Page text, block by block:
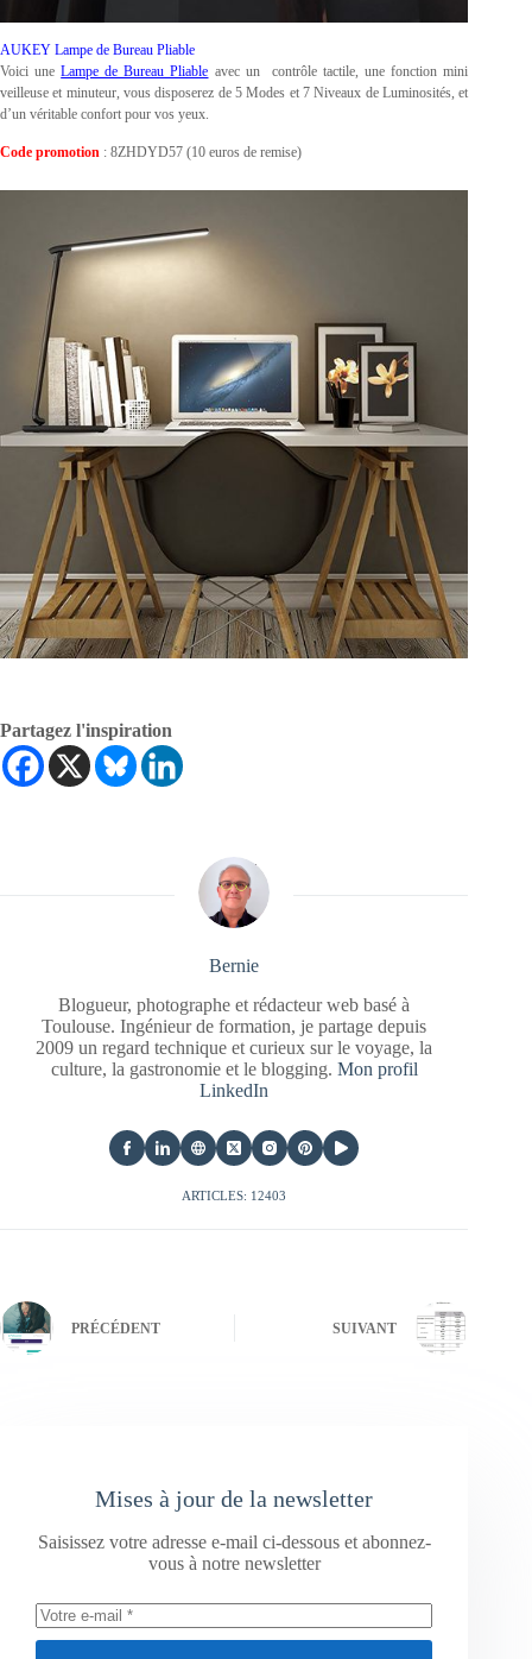
AUKEY Lampe de Bureau Pliable
Voici uneLampe de Bureau Pliable avec un contrôle tactile, une fonction mini
veilleuse et minuteur, vous disposerez de 5 Modes et 7 Niveaux de Luminosités, et
d’un véritable confort pour vos yeux.
Code promotion : 8ZHDYD57 (10 euros de remise)
Partagez l'inspiration
Bernie
Blogueur, photographe et rédacteur web basé à
Toulouse. Ingénieur de formation, je partage depuis
2009 un regard technique et curieux sur le voyage, la
culture, la gastronomie et le blogging. Mon profil
LinkedIn
ARTICLES: 12403
PRÉCÉDENT SUIVANT
Mises à jour de la newsletter
Saisissez votre adresse e-mail ci-dessous et abonnez-
vous à notre newsletter